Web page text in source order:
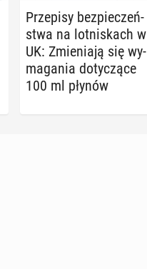
Prze­pi­sy bez­pie­czeń­
stwa na lot­ni­skach w
UK: Zmie­nia­ją się wy­
ma­ga­nia do­ty­czą­ce
100 ml płynów